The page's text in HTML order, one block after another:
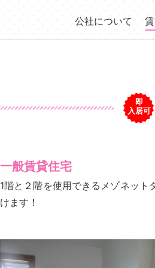
公社について
即
入居可
一般賃貸住宅
1階と２階を使用できるメゾネッ
けます！